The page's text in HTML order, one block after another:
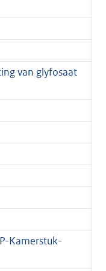
van glyfosaat
Kamerstuk-